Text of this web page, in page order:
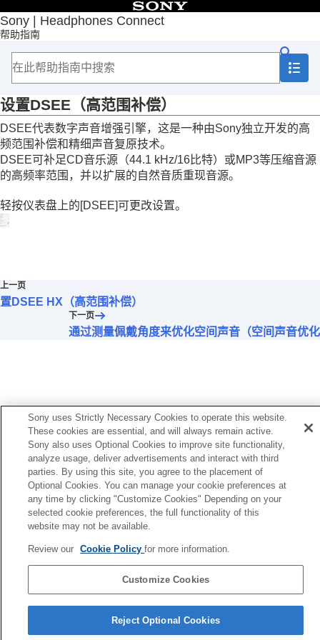
Sony | Headphones Connect
帮助指南
目录
首页
入门
如何使用
关于“Sony | Headphones Connect”仪表盘
[状态]选项卡中显示的功能
[声音]选项卡中显示的功能
使用快速声音设置
调节降噪功能和环境声模式（
佩戴耳机期间与人交谈（智能免摘）
根据佩戴情况和大气压力优化降噪功能（
控制声音位置
更改
360 Reality Audio
通过与Android头部跟踪相结合优化空间声音
（空间声音和头部跟踪）
更改BLUETOOTH连接的优先设置（声音质量
设置DSEE HX（高范围补偿）
设置DSEE（高范围补偿）
通过测量佩戴角度来优化空间声音（空间声音
优化）
[系统]选项卡中显示的功能
[服务]选项卡中显示的功能
查看您是如何使用耳机（活动 ）
在您的智能手机上安置一个小工具
重要信息
故障排除
设置DSEE （高范围补偿）
DSEE代表数字声音增强引擎，这是一种由Sony独立开发的高
频范围补偿和精细声音复原技术。
DSEE可补足CD音乐源（44.1 kHz/16比特）或MP3等压缩音源
的高频率范围，并以扩展的自然音质重现音源。
轻按仪表盘上的[DSEE]可更改设置。
上一页
DSEE HX（高范围补偿）
下一页
通过测量佩戴角度来优化空间声音（空间声音优
语言选择页面
4-730-255-46(1)
Sony uses Strictly Necessary Cookies to operate this website.
These cookies are essential, and will always remain active.
Sony also uses Optional Cookies to improve site functionality,
analyze usage, deliver advertisements and interact with third
parties. By using this site, you agree to the placement of
Optional Cookies. You can manage your cookie preferences at
any time by clicking "Customize Cookies" Depending on your
selected cookie preferences, the full functionality of this
website may not be available.
Review our Cookie Policyfor more information.
Customize Cookies
Reject Optional Cookies